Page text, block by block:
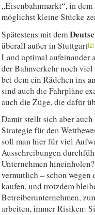
„Eisenbahnmarkt“, in
möglichst kleine Stücke
Spätestens mit dem
überall außer in Stuttgart[5]
Land optimal aufeinander
der Bahnverkehr noch
bei dem ein Rädchen ins
sind auch die Fahrpläne
auch die Züge, die dafür
Damit stellt sich aber
Strategie für den
soll man hier für viel
Ausschreibungen
Unternehmen
vermutlich – schon wegen
kaufen, und trotzdem
Betreiberunternehmen,
arbeiten, immer Risiken: